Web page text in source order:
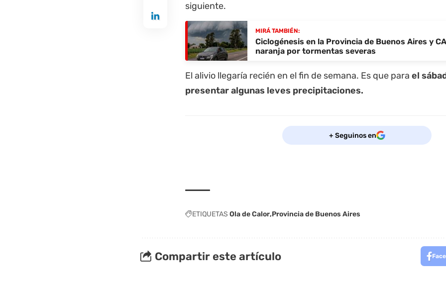
siguiente.
MIRÁ TAMBIÉN:
Ciclogénesis en la Provincia de Buenos Aires y
naranja por tormentas severas
El alivio llegaría recién en el fin de semana. Es que para el
presentar algunas leves precipitaciones.
+ Seguinos en
ETIQUETAS Ola de Calor Provincia de Buenos Aires
Compartir este artículo